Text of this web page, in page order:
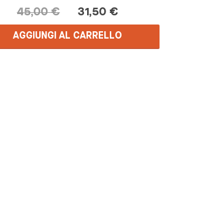
45,00 € 31,50 €
AGGIUNGI AL CARRELLO